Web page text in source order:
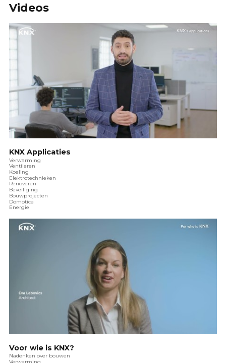
Videos
KNX Applicaties
Verwarming
Ventileren
Koeling
Elektrotechnieken
Renoveren
Beveiliging
Bouwprojecten
Domotica
Energie
Voor wie is KNX?
Nadenken over bouwen
Verwarming